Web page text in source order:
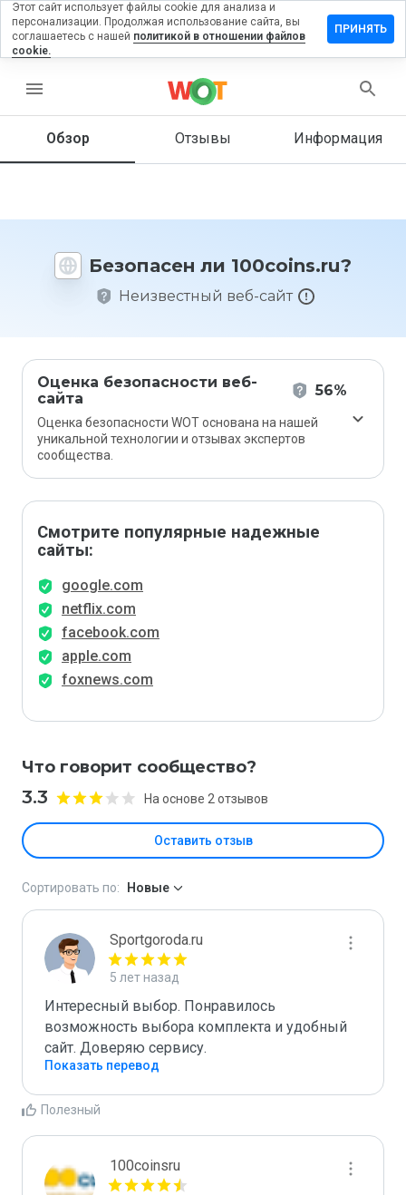
menu
Обзор Отзывы Информация
Безопасен ли 100coins.ru?
Неизвестный веб-сайт
Оценка безопасности веб-
сайта
56%
Оценка безопасности WOT основана на нашей
уникальной технологии и отзывах экспертов
сообщества.
Смотрите популярные надежные
сайты:
google.com
netflix.com
facebook.com
apple.com
foxnews.com
Что говорит сообщество?
3.3 На основе 2 отзывов
Оставить отзыв
на
Как бы
этот
1 до 5?
Сортировать по: Новые
Sportgoroda.ru
5 лет назад
Интересный выбор. Понравилось
возможность выбора комплекта и удобный
сайт. Доверяю сервису.
Показать перевод
Полезный
100coinsru
Этот сайт использует файлы cookie для анализа и
персонализации. Продолжая использование сайта, вы
соглашаетесь с нашей политикой в отношении файлов
cookie.
ПРИНЯТЬ